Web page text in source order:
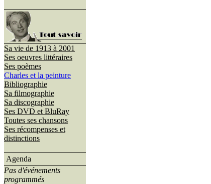
Sa vie de 1913 à 2001
Ses oeuvres littéraires
Ses poèmes
Charles et la peinture
Bibliographie
Sa filmographie
Sa discographie
Ses DVD et BluRay
Toutes ses chansons
Ses récompenses et
distinctions
Agenda
Pas d'événements
programmés